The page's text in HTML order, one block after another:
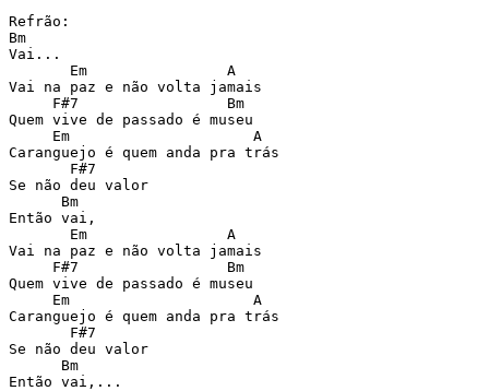
Refrão:
Bm
Vai...
       Em                A
Vai na paz e não volta jamais
     F#7                 Bm
Quem vive de passado é museu
     Em                     A
Caranguejo é quem anda pra trás
       F#7
Se não deu valor
      Bm
Então vai,
       Em                A
Vai na paz e não volta jamais
     F#7                 Bm
Quem vive de passado é museu
     Em                     A
Caranguejo é quem anda pra trás
       F#7
Se não deu valor
      Bm
Então vai,...